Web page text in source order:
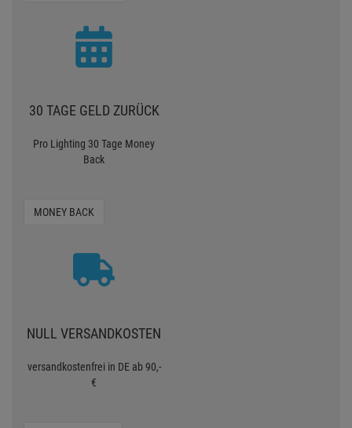
30 TAGE GELD ZURÜCK
Pro Lighting 30 Tage Money
Back
MONEY BACK
NULL VERSANDKOSTEN
versandkostenfrei in DE ab 90,-
€